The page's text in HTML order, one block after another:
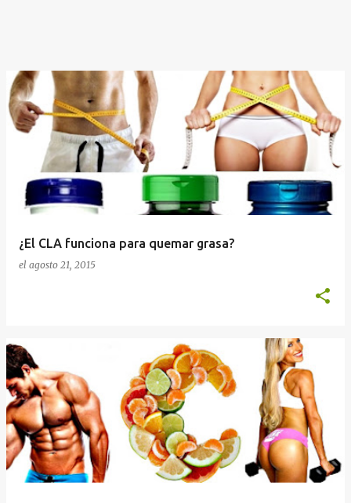
¿El CLA funciona para quemar grasa?
el agosto 21, 2015